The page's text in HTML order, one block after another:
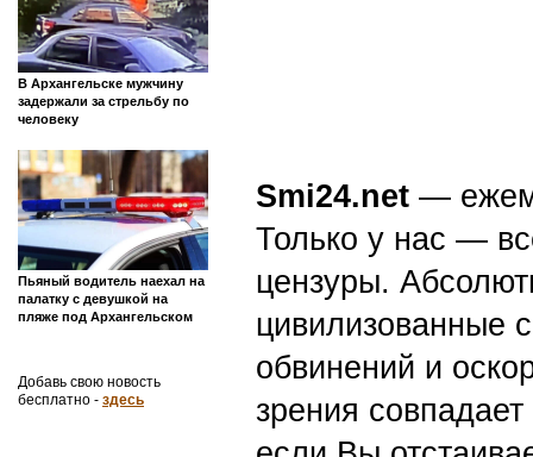
В Архангельске мужчину
задержали за стрельбу по
человеку
Пьяный водитель наехал на
палатку с девушкой на
пляже под Архангельском
Добавь свою новость
бесплатно - здесь
Smi24.net —
Только у нас —
цензуры.
цивилизованные
обвинений и
зрения